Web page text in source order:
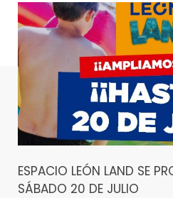
ESPACIO LEÓN LAND SE
SÁBADO 20 DE JULIO